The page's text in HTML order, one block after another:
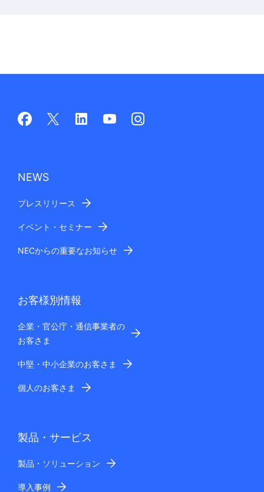
NEWS
プレスリリース
イベント・セミナー
NECからの重要なお知らせ
お客様別情報
企業・官公庁・通信事業者の
お客さま
中堅・中小企業のお客さま
個人のお客さま
製品・サービス
製品・ソリューション
導入事例